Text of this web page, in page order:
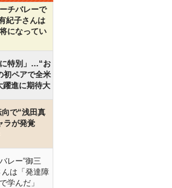
チバレーで
紀子さんは
になってい
特別」…“お
初ペアで全米
躍進に期待大
で“浅田真
ラが発覚
レー“御三
んは「発達障
学んだ」